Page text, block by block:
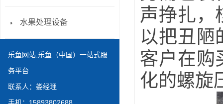
声挣扎，
以把丑陋
客户在购
化的螺旋
水果处理设备
乐鱼网站,乐鱼（中国）一站式服
务平台
联系人：娄经理